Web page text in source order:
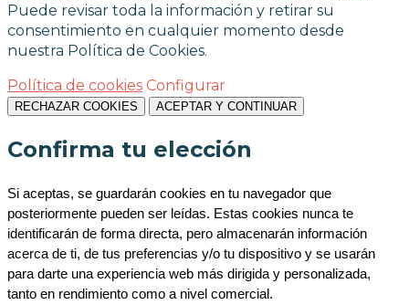
Puede revisar toda la información y retirar su
consentimiento en cualquier momento desde
nuestra Política de Cookies.
Política de cookies Configurar
RECHAZAR COOKIES ACEPTAR Y CONTINUAR
Confirma tu elección
Si aceptas, se guardarán cookies en tu navegador que
posteriormente pueden ser leídas. Estas cookies nunca te
identificarán de forma directa, pero almacenarán información
acerca de ti, de tus preferencias y/o tu dispositivo y se usarán
para darte una experiencia web más dirigida y personalizada,
tanto en rendimiento como a nivel comercial.